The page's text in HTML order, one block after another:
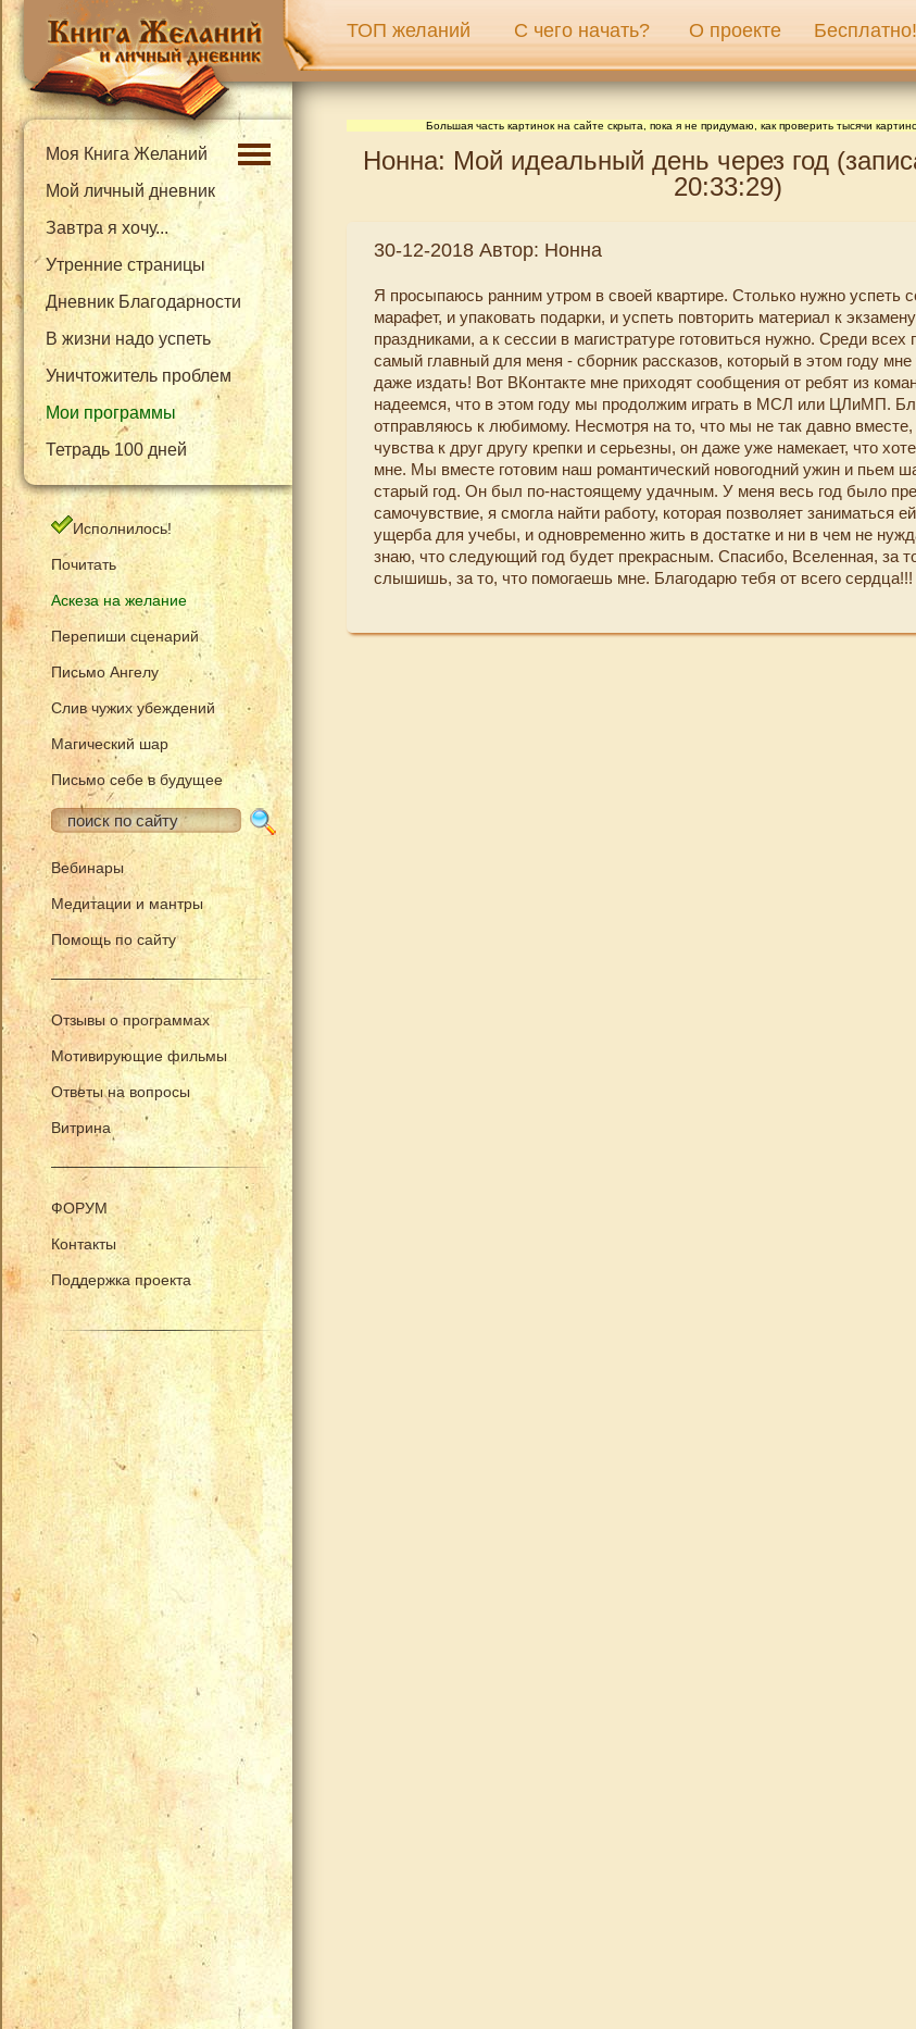
ТОП желаний С чего начать? О проекте Бесплатно!
Моя Книга Желаний
Мой личный дневник
Завтра я хочу...
Утренние страницы
Дневник Благодарности
В жизни надо успеть
Уничтожитель проблем
Мои программы
Тетрадь 100 дней
Исполнилось!
Почитать
Аскеза на желание
Перепиши сценарий
Письмо Ангелу
Слив чужих убеждений
Магический шар
Письмо себе в будущее
Вебинары
Медитации и мантры
Помощь по сайту
Отзывы о программах
Мотивирующие фильмы
Ответы на вопросы
Витрина
ФОРУМ
Контакты
Поддержка проекта
Большая часть картинок на сайте скрыта, пока я не придумаю, как проверить тысячи
Нонна: Мой идеальный день через год
20:33:29)
30-12-2018 Автор: Нонна
Я просыпаюсь ранним утром в своей квартире. Столько нужно успеть
марафет, и упаковать подарки, и успеть повторить материал к
праздниками, а к сессии в магистратуре готовиться нужно. Среди всех
самый главный для меня - сборник рассказов, который в этом году
даже издать! Вот ВКонтакте мне приходят сообщения от ребят из
надеемся, что в этом году мы продолжим играть в МСЛ или ЦЛиМП.
отправляюсь к любимому. Несмотря на то, что мы не так давно
чувства к друг другу крепки и серьезны, он даже уже намекает, что
мне. Мы вместе готовим наш романтический новогодний ужин и пьем
старый год. Он был по-настоящему удачным. У меня весь год было
самочувствие, я смогла найти работу, которая позволяет заниматься
ущерба для учебы, и одновременно жить в достатке и ни в чем не
знаю, что следующий год будет прекрасным. Спасибо, Вселенная, за
слышишь, за то, что помогаешь мне. Благодарю тебя от всего сердца!!!